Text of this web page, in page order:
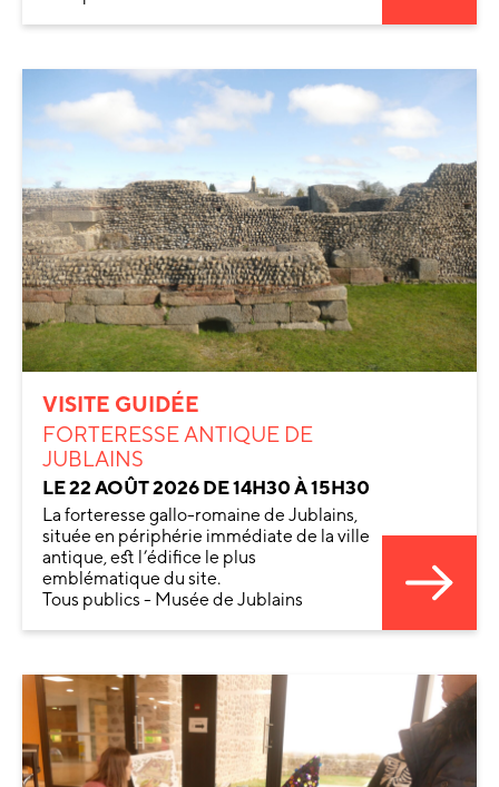
VISITE GUIDÉE
FORTERESSE ANTIQUE DE
JUBLAINS
LE 22 AOÛT 2026 DE 14H30 À 15H30
La forteresse gallo-romaine de Jublains,
située en périphérie immédiate de la ville
antique, est l’édifice le plus
emblématique du site.
Tous publics - Musée de Jublains